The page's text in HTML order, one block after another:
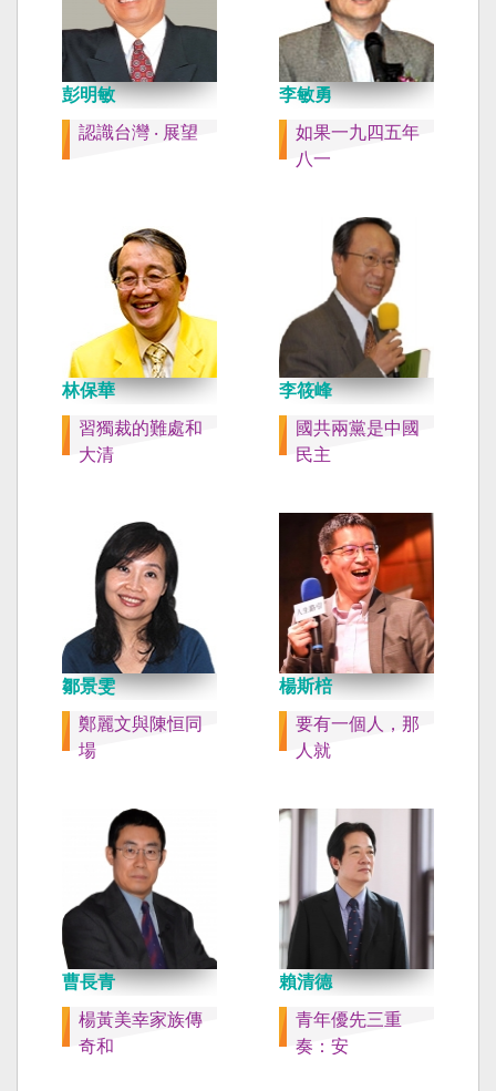
彭明敏
認識台灣 ‧ 展望
李敏勇
如果一九四五年
八一
林保華
習獨裁的難處和
大清
李筱峰
國共兩黨是中國
民主
鄒景雯
鄭麗文與陳恒同
場
楊斯棓
要有一個人，那
人就
曹長青
楊黃美幸家族傳
奇和
賴清德
青年優先三重
奏：安